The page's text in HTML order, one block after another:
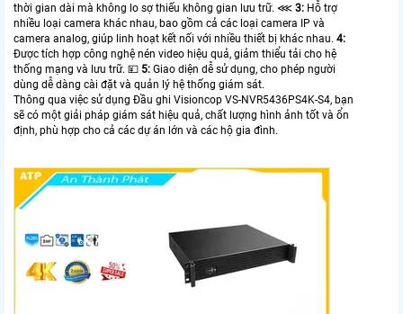
thời gian dài mà không lo sợ thiếu không gian lưu trữ. ⋘ 3: Hỗ trợ
nhiều loại camera khác nhau, bao gồm cả các loại camera IP và
camera analog, giúp linh hoạt kết nối với nhiều thiết bị khác nhau. 4:
Được tích hợp công nghệ nén video hiệu quả, giảm thiểu tải cho hệ
thống mạng và lưu trữ. 💴 5: Giao diện dễ sử dụng, cho phép người
dùng dễ dàng cài đặt và quản lý hệ thống giám sát.
Thông qua việc sử dụng Đầu ghi Visioncop VS-NVR5436PS4K-S4, bạn
sẽ có một giải pháp giám sát hiệu quả, chất lượng hình ảnh tốt và ổn
định, phù hợp cho cả các dự án lớn và các hộ gia đình.